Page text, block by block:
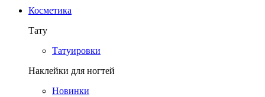
Косметика
Тату
Татуировки
Наклейки для ногтей
Новинки